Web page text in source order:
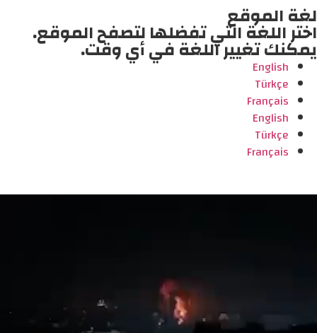
لغة الموقع
اختر اللغة التي تفضلها لتصفح الموقع.
يمكنك تغيير اللغة في أي وقت.
English
Türkçe
Français
English
Türkçe
Français